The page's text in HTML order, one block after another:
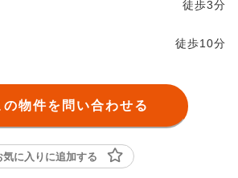
徒歩3分
徒歩10分
の物件を問い合わせる
気に入りに追加する